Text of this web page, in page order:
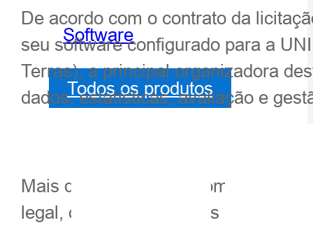
Software
Todos os produtos
De acordo com o contrato da
seu software configurado para a
Terras), a principal organizadora
dados, estatísticas, avaliação e
Mais de 15 marcas renomadas de
legal, o desempenho dos produtos